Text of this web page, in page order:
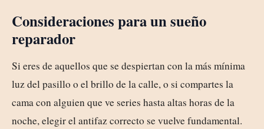
Consideraciones para un sueño
reparador
Si eres de aquellos que se despiertan con la más mínima
luz del pasillo o el brillo de la calle, o si compartes la
cama con alguien que ve series hasta altas horas de la
noche, elegir el antifaz correcto se vuelve fundamental.